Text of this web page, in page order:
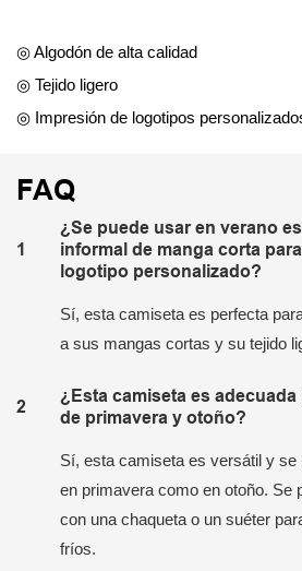
◎ Algodón de alta calidad
◎ Tejido ligero
◎ Impresión de logotipos
FAQ
1
¿Se puede usar en verano
informal de manga corta
logotipo personalizado?
Sí, esta camiseta es perfecta
a sus mangas cortas y su tejido
2
¿Esta camiseta es adecuada
de primavera y otoño?
Sí, esta camiseta es versátil y se
en primavera como en otoño. Se
con una chaqueta o un suéter
fríos.